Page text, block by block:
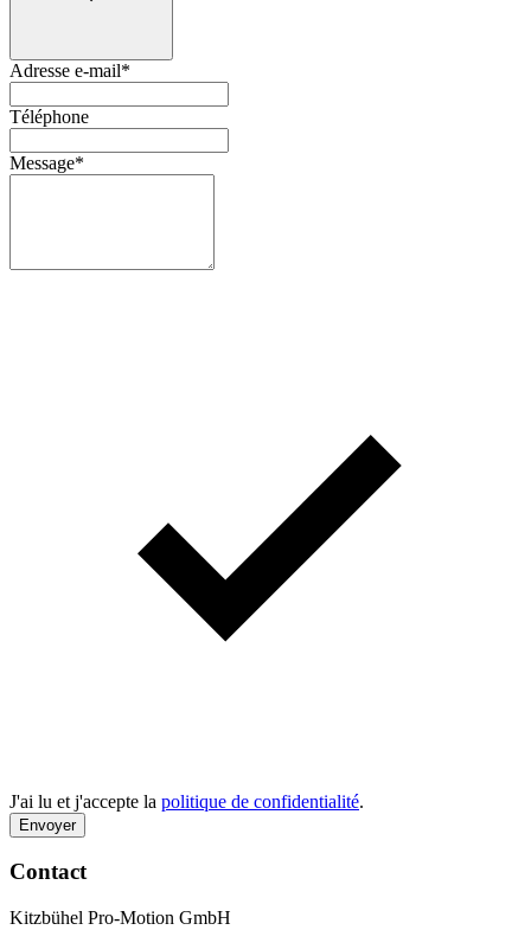
Adresse e-mail*
Téléphone
Message*
J'ai lu et j'accepte la politique de confidentialité.
Envoyer
Contact
Kitzbühel Pro-Motion GmbH